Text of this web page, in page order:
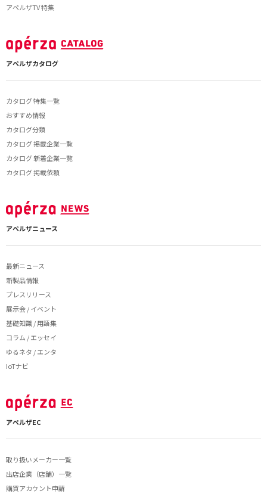
アペルザTV 特集
アペルザカタログ
カタログ 特集一覧
おすすめ情報
カタログ分類
カタログ 掲載企業一覧
カタログ 新着企業一覧
カタログ 掲載依頼
アペルザニュース
最新ニュース
新製品情報
プレスリリース
展示会 / イベント
基礎知識 / 用語集
コラム / エッセイ
ゆるネタ / エンタ
IoTナビ
アペルザEC
取り扱いメーカー一覧
出店企業（店舗）一覧
購買アカウント申請